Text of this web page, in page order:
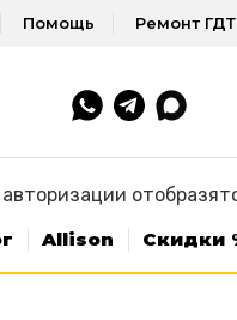
Помощь Ремонт ГДТ
Allison Скидки